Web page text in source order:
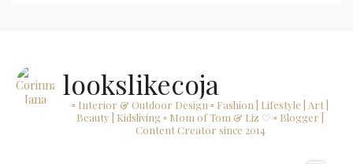
lookslikecoja
▫ Interior & Outdoor Design ▫ Fashion | Lifestyle | Art |
Beauty | Kidsliving▫ Mom of Tom & Liz ♡ ▫ Blogger |
Content Creator since 2014